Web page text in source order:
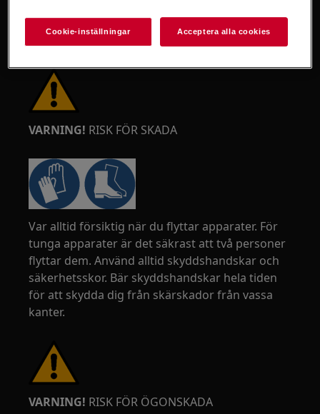
VARNING! RISK FÖR SKADA
Var alltid försiktig när du flyttar apparater. För
tunga apparater är det säkrast att två personer
flyttar dem. Använd alltid skyddshandskar och
säkerhetsskor. Bär skyddshandskar hela tiden
för att skydda dig från skärskador från vassa
kanter.
VARNING! RISK FÖR ÖGONSKADA
Cookie-inställningar Acceptera alla cookies